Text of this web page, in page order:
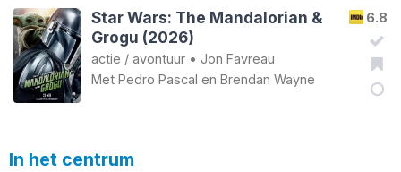
6.8
Star Wars: The Mandalorian &
Grogu (2026)
actie / avontuur • Jon Favreau
Met Pedro Pascal en Brendan Wayne
In het centrum